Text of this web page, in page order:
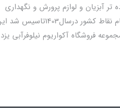
تر آبزیان و لوازم پرورش و نگهداری
آبزیان به تمام نقاط کشور درسال1403تاسیس
فروشگاه آکواریوم نیلوفرآبی یزد